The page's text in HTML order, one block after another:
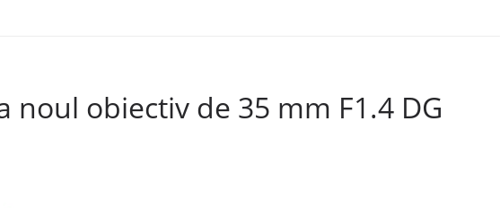
noul obiectiv de 35 mm F1.4 DG